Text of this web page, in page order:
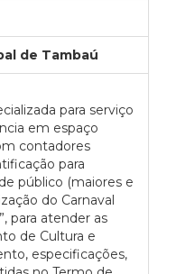
de Tambaú
para serviço
em espaço
contadores
para
público (maiores e
do Carnaval
para atender as
de Cultura e
especificações,